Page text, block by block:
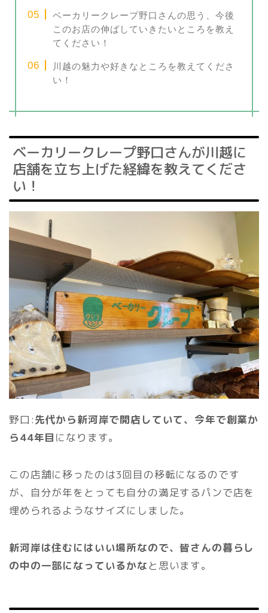
ベーカリークレープ野口さんの思う、今後
このお店の伸ばしていきたいところを教え
てください！
川越の魅力や好きなところを教えてくださ
い！
ベーカリークレープ野口さんが川越に
店舗を立ち上げた経緯を教えてくださ
い！
野口:先代から新河岸で開店していて、今年で創業か
ら44年目 になります。
この店舗に移ったのは3回目の移転になるのです
が、自分が年をとっても自分の満足するパンで店を
埋められるようなサイズにしました。
新河岸は住むにはいい場所なので、皆さんの暮らし
の中の一部になっているかなと思います。